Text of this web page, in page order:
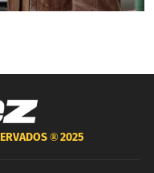
®2025